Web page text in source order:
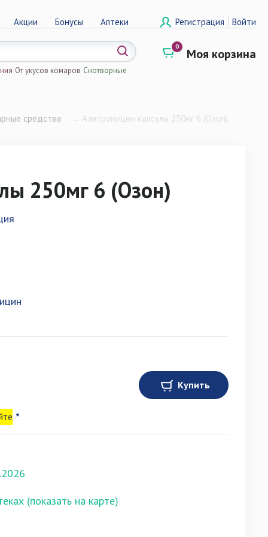
Акции Бонусы Аптеки Регистрация | Войти
0 Моя корзина
От укусов комаров Снотворные
средства → Азитромицин капсулы 250мг 6 (Озон)
250мг 6 (Озон)
Купить
*
(показать на карте)